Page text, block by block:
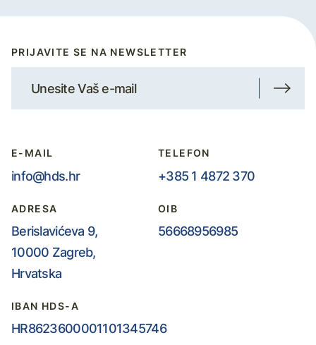
PRIJAVITE SE NA NEWSLETTER
E-MAIL
info@hds.hr
TELEFON
+385 1 4872 370
ADRESA
Berislavićeva 9,
10000 Zagreb,
Hrvatska
OIB
56668956985
IBAN HDS-A
HR8623600001101345746